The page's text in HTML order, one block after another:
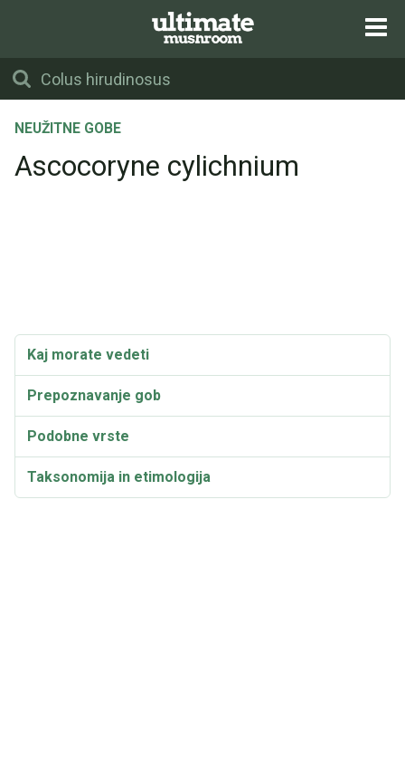
NEUŽITNE GOBE
Ascocoryne cylichnium
Kaj morate vedeti
Prepoznavanje gob
Podobne vrste
Taksonomija in etimologija